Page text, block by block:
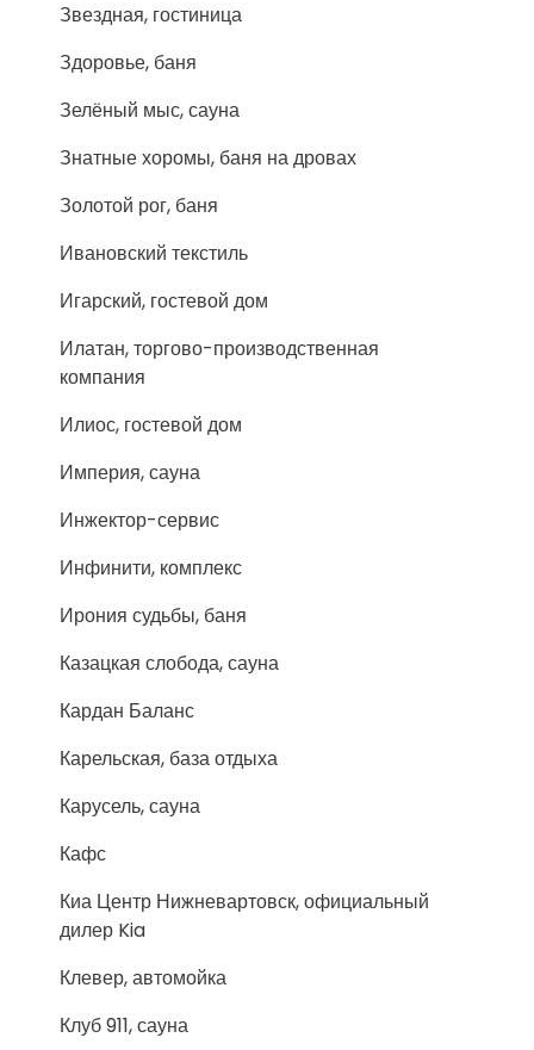
Звездная, гостиница
Здоровье, баня
Зелёный мыс, сауна
Знатные хоромы, баня на дровах
Золотой рог, баня
Ивановский текстиль
Игарский, гостевой дом
Илатан, торгово-производственная
компания
Илиос, гостевой дом
Империя, сауна
Инжектор-сервис
Инфинити, комплекс
Ирония судьбы, баня
Казацкая слобода, сауна
Кардан Баланс
Карельская, база отдыха
Карусель, сауна
Кафс
Киа Центр Нижневартовск, официальный
дилер Kia
Клевер, автомойка
Клуб 911, сауна